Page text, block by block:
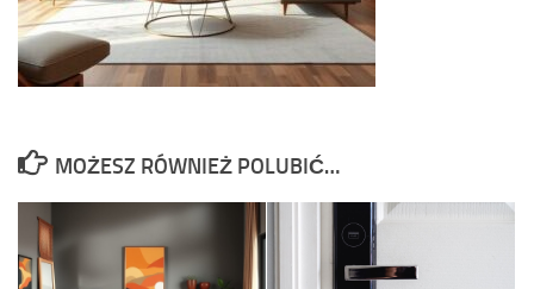
MOŻESZ RÓWNIEŻ POLUBIĆ…